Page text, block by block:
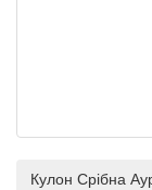
Кулон Срібна